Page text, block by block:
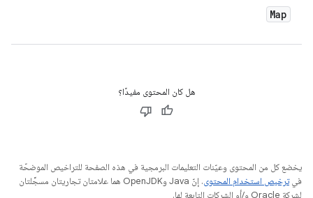
Map
هل كان المحتوى مفيدًا؟
يخضع كل من المحتوى وعيّنات التعليمات البرمجية في هذه الصفحة للتراخيص الموضحّة
فيترخيص استخدام المحتوى
. إنّ Java وOpenJDK هما علامتان تجاريتان مسجَّلتان
لشركة Oracle و/أو الشركات التابعة لها.